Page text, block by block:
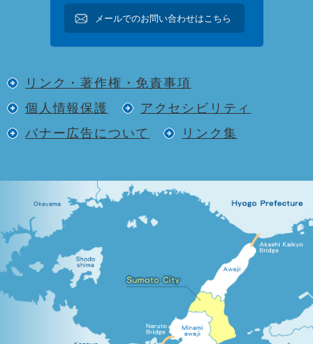
メールでのお問い合わせはこちら
リンク・著作権・免責事項
個人情報保護
アクセシビリティ
バナー広告について
リンク集